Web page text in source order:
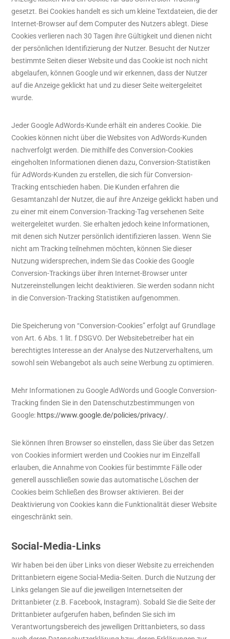
gesetzt. Bei Cookies handelt es sich um kleine Textdateien, die der
Internet-Browser auf dem Computer des Nutzers ablegt. Diese
Cookies verlieren nach 30 Tagen ihre Gültigkeit und dienen nicht
der persönlichen Identifizierung der Nutzer. Besucht der Nutzer
bestimmte Seiten dieser Website und das Cookie ist noch nicht
abgelaufen, können Google und wir erkennen, dass der Nutzer
auf die Anzeige geklickt hat und zu dieser Seite weitergeleitet
wurde.
Jeder Google AdWords-Kunde erhält ein anderes Cookie. Die
Cookies können nicht über die Websites von AdWords-Kunden
nachverfolgt werden. Die mithilfe des Conversion-Cookies
eingeholten Informationen dienen dazu, Conversion-Statistiken
für AdWords-Kunden zu erstellen, die sich für Conversion-
Tracking entschieden haben. Die Kunden erfahren die
Gesamtanzahl der Nutzer, die auf ihre Anzeige geklickt haben und
zu einer mit einem Conversion-Tracking-Tag versehenen Seite
weitergeleitet wurden. Sie erhalten jedoch keine Informationen,
mit denen sich Nutzer persönlich identifizieren lassen. Wenn Sie
nicht am Tracking teilnehmen möchten, können Sie dieser
Nutzung widersprechen, indem Sie das Cookie des Google
Conversion-Trackings über ihren Internet-Browser unter
Nutzereinstellungen leicht deaktivieren. Sie werden sodann nicht
in die Conversion-Tracking Statistiken aufgenommen.
Die Speicherung von “Conversion-Cookies” erfolgt auf Grundlage
von Art. 6 Abs. 1 lit. f DSGVO. Der Websitebetreiber hat ein
berechtigtes Interesse an der Analyse des Nutzerverhaltens, um
sowohl sein Webangebot als auch seine Werbung zu optimieren.
Mehr Informationen zu Google AdWords und Google Conversion-
Tracking finden Sie in den Datenschutzbestimmungen von
Google: https://www.google.de/policies/privacy/.
Sie können Ihren Browser so einstellen, dass Sie über das Setzen
von Cookies informiert werden und Cookies nur im Einzelfall
erlauben, die Annahme von Cookies für bestimmte Fälle oder
generell ausschließen sowie das automatische Löschen der
Cookies beim Schließen des Browser aktivieren. Bei der
Deaktivierung von Cookies kann die Funktionalität dieser Website
eingeschränkt sein.
Social-Media-Links
Wir haben bei den über Links von dieser Website zu erreichenden
Drittanbietern eigene Social-Media-Seiten. Durch die Nutzung der
Links gelangen Sie auf die jeweiligen Internetseiten der
Drittanbieter (z.B. Facebook, Instagram). Sobald Sie die Seite der
Drittanbieter aufgerufen haben, befinden Sie sich im
Verantwortungsbereich des jeweiligen Drittanbieters, so dass